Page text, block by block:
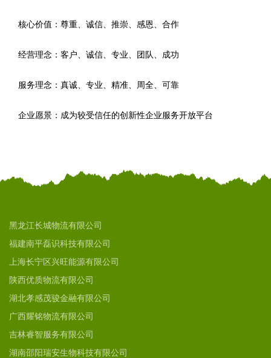
核心价值：尊重、诚信、推崇、感恩、合作
经营理念：客户、诚信、专业、团队、成功
服务理念：真诚、专业、精准、周全、可靠
企业愿景：成为较受信任的创新性企业服务开放平台
黑龙江长城物流有限公司
福建南平磊识科技有限公司
上海长宁区兴旺能源有限公司
陕西优质物流有限公司
湖北孝感茂骏金融有限公司
广西耀铭物流有限公司
吉林睿智服务有限公司
湖南邵阳瑞安生物科技有限公司